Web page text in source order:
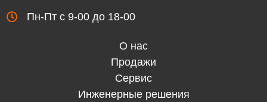
ОТПРАВИТЬ
 Пн-Пт с 9-00 до 18-00
О нас
Продажи
Сервис
Инженерные решения